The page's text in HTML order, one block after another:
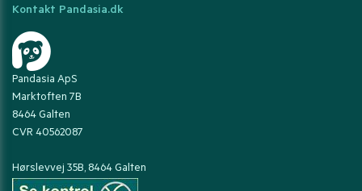
Kontakt Pandasia.dk
Pandasia ApS
Marktoften 7B
8464 Galten
CVR 40562087
Hørslevvej 35B, 8464 Galten